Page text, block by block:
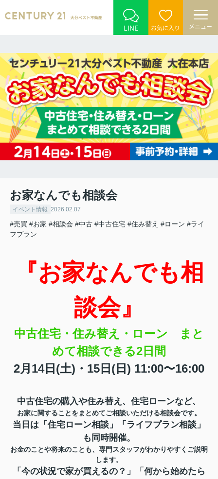
LINE お気に入り メニュー
お家なんでも相談会
イベント情報 2026.02.07
#売買 #お家 #相談会 #中古 #中古住宅 #住み替え #ローン #ライ
フプラン
『お家なんでも相
談会』
中古住宅・住み替え・ローン まと
めて相談できる2日間
2月14日(土)・ 15日(日 ) 11:00〜16:00
中古住宅の購入や住み替え、住宅ローンなど、
お家に関することをまとめてご相談いただける相談会です。
当日は「住宅ローン相談」「ライフプラン相談」
も同時開催。
お金のことや将来のことも、専門スタッフがわかりやすくご説明
します。
「今の状況で家が買えるの？」「何から始めたら